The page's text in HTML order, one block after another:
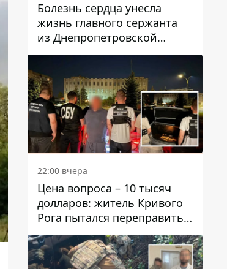
Болезнь сердца унесла
жизнь главного сержанта
из Днепропетровской
области Юрия Свистуна
22:00 вчера
Цена вопроса – 10 тысяч
долларов: житель Кривого
Рога пытался переправить
мужчину в Словакию